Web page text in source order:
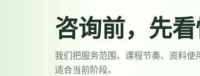
咨询前，先
我们把服务范围、课程节奏、资料
适合当前阶段。